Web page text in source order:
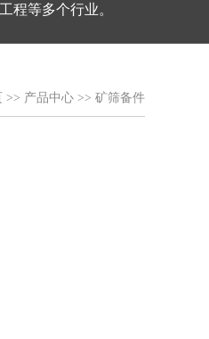
程等多个行业。
>> 产品中心 >> 矿筛备件